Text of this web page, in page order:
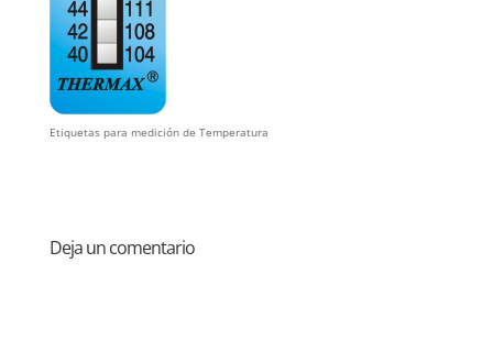
Etiquetas para medición de Temperatura
Deja un comentario